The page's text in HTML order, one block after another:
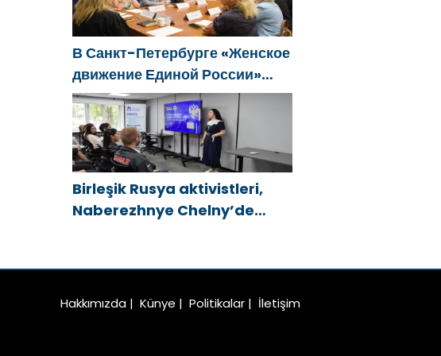
hazırladı
В Санкт-Петербурге «Женское
движение Единой России»
сформировало предложения
по развитию городских
программ поддержки женщин
Birleşik Rusya aktivistleri,
Naberezhnye Chelny’de
Hakkımızda | Künye | Politikalar | İletişim